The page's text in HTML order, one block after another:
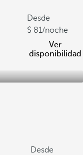
Desde
81/noche
Ver
disponibilidad
Desde